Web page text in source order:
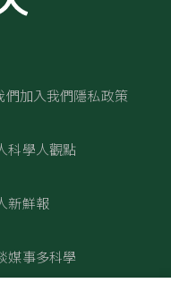
們加入我們隱私政策
科學人觀點
新鮮報
媒事多科學